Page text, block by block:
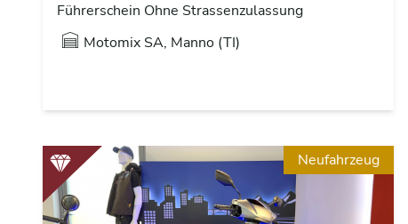
Führerschein Ohne Strassenzulassung
Motomix SA, Manno (TI)
Neufahrzeug